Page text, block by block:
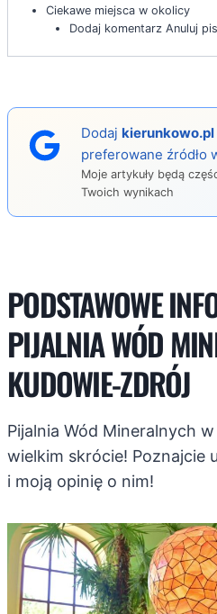
Ciekawe miejsca w okolicy
Dodaj komentarz Anuluj
Dodajkierunkowo.pl
preferowane źródło
Moje artykuły będą
Twoich wynikach
PODSTAWOWE
PIJALNIA WÓD
KUDOWIE-ZDRÓJ
Pijalnia Wód Mineralnych
wielkim skrócie! Poznajcie
i moją opinię o nim!